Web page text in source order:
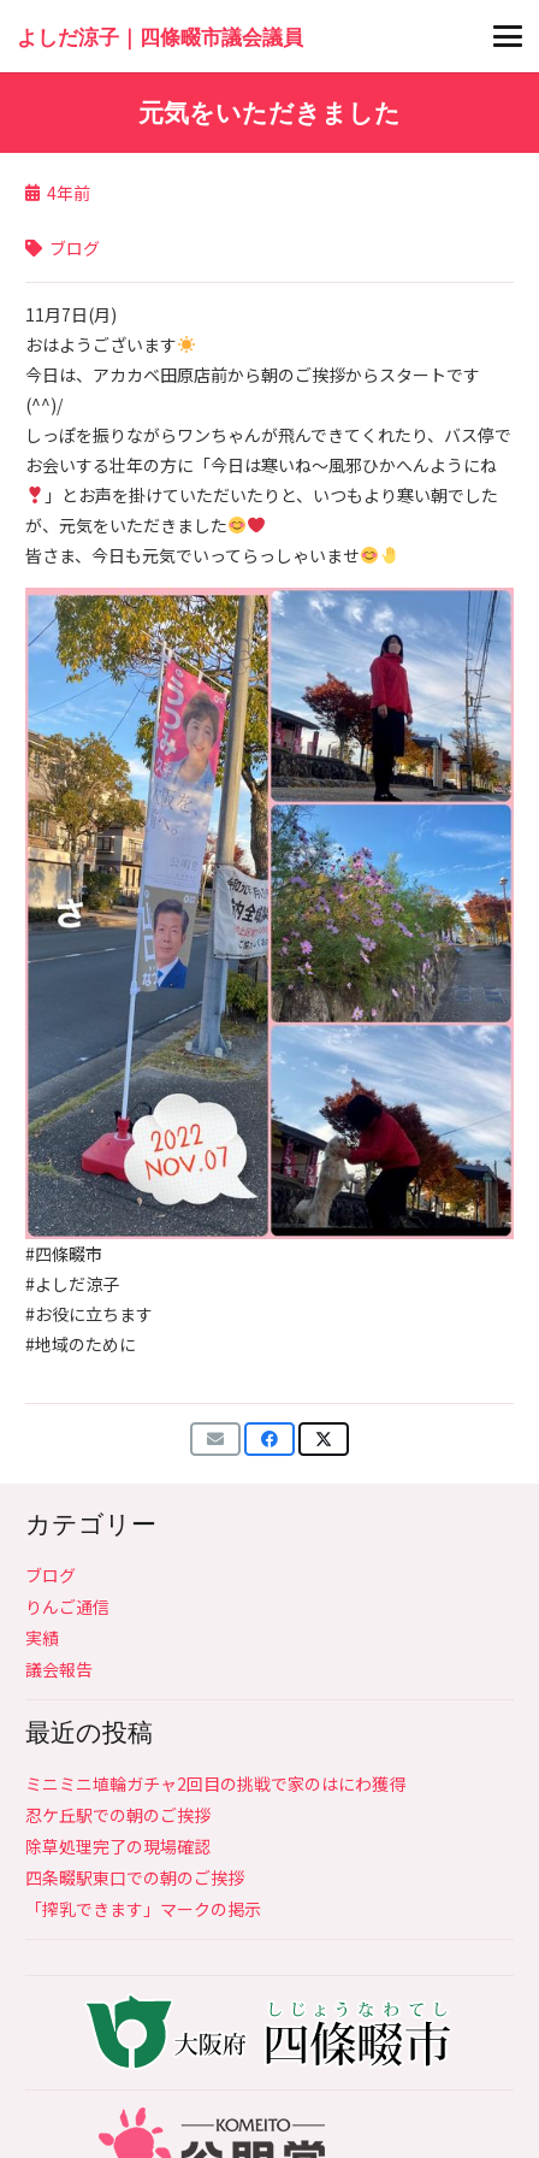
よしだ涼子｜四條畷市議会議員
元気をいただきました
4年前
ブログ
11月7日(月)
おはようございます
今日は、アカカベ田原店前から朝のご挨拶からスタートです
(^^)/
しっぽを振りながらワンちゃんが飛んできてくれたり、バス停で
お会いする壮年の方に「今日は寒いね〜風邪ひかへんようにね
」とお声を掛けていただいたりと、いつもより寒い朝でした
が、元気をいただきました
皆さま、今日も元気でいってらっしゃいませ
#四條畷市
#よしだ涼子
#お役に立ちます
#地域のために
カテゴリー
ブログ
りんご通信
実績
議会報告
最近の投稿
ミニミニ埴輪ガチャ2回目の挑戦で家のはにわ獲得
忍ケ丘駅での朝のご挨拶
除草処理完了の現場確認
四条畷駅東口での朝のご挨拶
「搾乳できます」マークの掲示